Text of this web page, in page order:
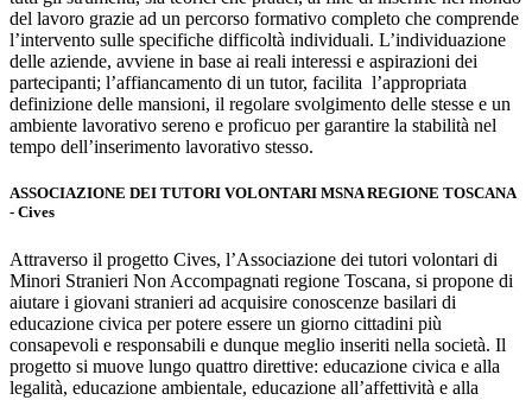
del lavoro grazie ad un percorso formativo completo che comprende
l’intervento sulle specifiche difficoltà individuali. L’individuazione
delle aziende, avviene in base ai reali interessi e aspirazioni dei
partecipanti; l’affiancamento di un tutor, facilita l’appropriata
definizione delle mansioni, il regolare svolgimento delle stesse e un
ambiente lavorativo sereno e proficuo per garantire la stabilità nel
tempo dell’inserimento lavorativo stesso.
ASSOCIAZIONE DEI TUTORI VOLONTARI MSNA REGIONE TOSCANA
- Cives
Attraverso il progetto Cives, l’Associazione dei tutori volontari di
Minori Stranieri Non Accompagnati regione Toscana, si propone di
aiutare i giovani stranieri ad acquisire conoscenze basilari di
educazione civica per potere essere un giorno cittadini più
consapevoli e responsabili e dunque meglio inseriti nella società. Il
progetto si muove lungo quattro direttive: educazione civica e alla
legalità, educazione ambientale, educazione all’affettività e alla